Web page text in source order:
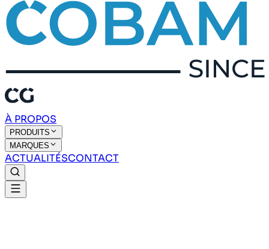
À PROPOS
PRODUITS
MARQUES
ACTUALITÉSCONTACT